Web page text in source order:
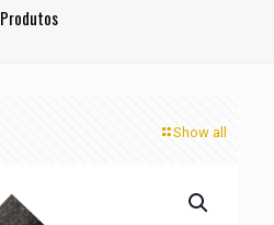
Produtos
Show all